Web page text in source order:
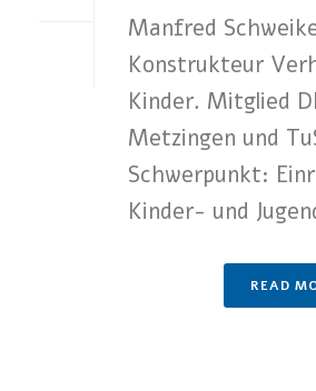
Manfred
Konstrukteur
Kinder. Mitglied
Metzingen und
Schwerpunkt:
Kinder- und
READ